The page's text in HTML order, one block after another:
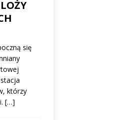
się
którzy
[…]